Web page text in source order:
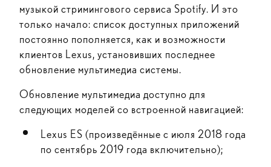
музыкой стримингового сервиса Spotify. И это
только начало: список доступных приложений
постоянно пополняется, как и возможности
клиентов Lexus, установивших последнее
обновление мультимедиа системы.
Обновление мультимедиа доступно для
следующих моделей со встроенной навигацией:
Lexus ES (произведённые с июля 2018 года
по сентябрь 2019 года включительно);